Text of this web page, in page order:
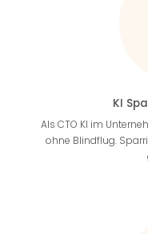
KI
Als CTO KI im
ohne Blindflug.